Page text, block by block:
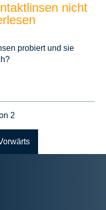
nicht
probiert und sie
2